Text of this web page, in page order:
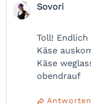
Sovori
Toll!
Käse
Käse
obendrauf
Antworten